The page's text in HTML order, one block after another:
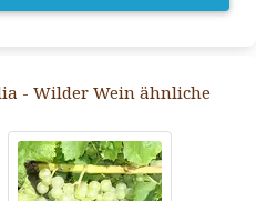
- Wilder Wein ähnliche